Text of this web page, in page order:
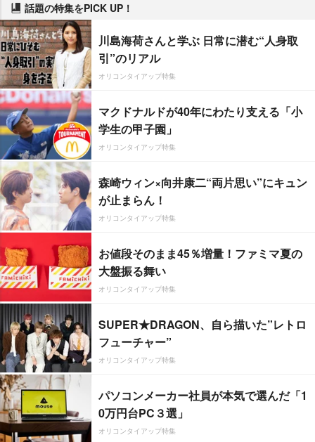
話題の特集をPICK UP！
川島海荷さんと学ぶ 日常に潜む“人身取
引”のリアル
オリコンタイアップ特集
マクドナルドが40年にわたり支える「小
学生の甲子園」
オリコンタイアップ特集
森崎ウィン×向井康二“両片思い”にキュン
が止まらん！
オリコンタイアップ特集
お値段そのまま45％増量！ファミマ夏の
大盤振る舞い
オリコンタイアップ特集
SUPER★DRAGON、自ら描いた”レトロ
フューチャー”
オリコンタイアップ特集
パソコンメーカー社員が本気で選んだ「1
0万円台PC３選」
オリコンタイアップ特集